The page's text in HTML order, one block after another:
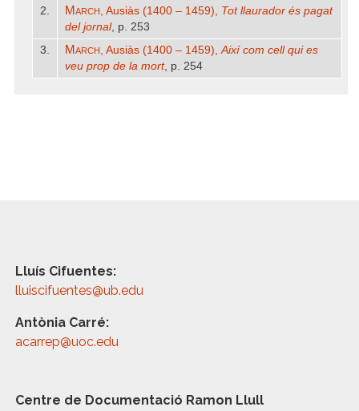
2.
March, Ausiàs (1400 – 1459), Tot llaurador és pagat
del jornal, p. 253
3.
March, Ausiàs (1400 – 1459),Així com cell qui es
veu prop de la mort, p. 254
Lluís Cifuentes:
lluiscifuentes@ub.edu
Antònia Carré:
acarrep@uoc.edu
Centre de Documentació Ramon Llull